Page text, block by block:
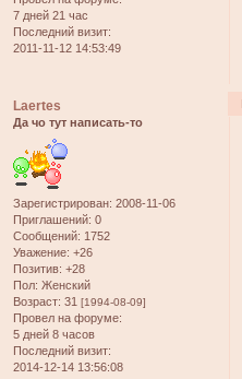
7 дней 21 час
Последний визит:
2011-11-12 14:53:49
Laertes
Да чо тут написать-то
Зарегистрирован: 2008-11-06
Приглашений: 0
Сообщений: 1752
Уважение: +26
Позитив: +28
Пол: Женский
Возраст: 31 [1994-08-09]
Провел на форуме:
5 дней 8 часов
Последний визит:
2014-12-14 13:56:08